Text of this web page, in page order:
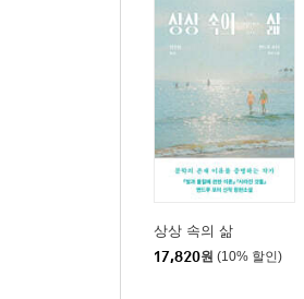
상상 속의 삶
17,820원 (10% 할인)